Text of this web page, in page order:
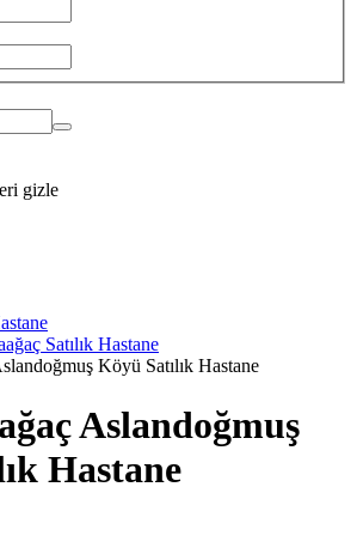
gizle
Satılık Hastane
Köyü Satılık Hastane
Aslandoğmuş
Hastane